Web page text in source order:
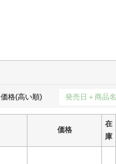
価格(高い順) 発売日＋商品名
価格
在
庫